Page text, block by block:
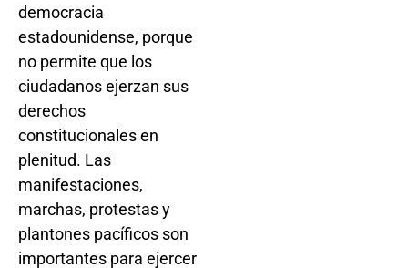
democracia
estadounidense, porque
no permite que los
ciudadanos ejerzan sus
derechos
constitucionales en
plenitud. Las
manifestaciones,
marchas, protestas y
plantones pacíficos son
importantes para ejercer